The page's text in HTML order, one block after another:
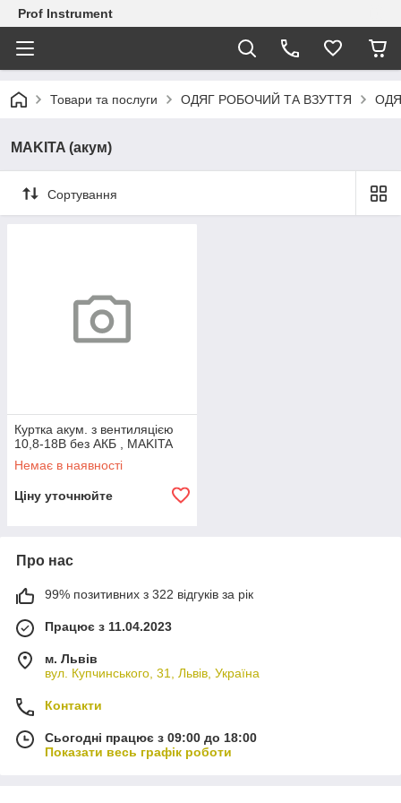
Prof Instrument
Товари та послуги ОДЯГ РОБОЧИЙ ТА ВЗУТТЯ
MAKITA (акум)
Сортування
Куртка акум. з вентиляцією
10,8-18В без АКБ , MAKITA
Немає в наявності
Ціну уточнюйте
Про нас
99% позитивних з 322 відгуків за рік
Працює з 11.04.2023
м. Львів
вул. Купчинського, 31, Львів, Україна
Контакти
Сьогодні працює з 09:00 до 18:00
Показати весь графік роботи